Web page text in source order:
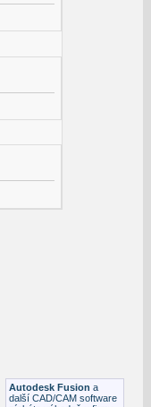
Autodesk Fusion a
další CAD/CAM software